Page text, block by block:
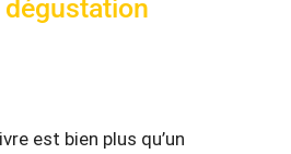
est bien plus qu’un